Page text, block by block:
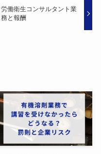
労働衛生コンサルタント業
務と報酬